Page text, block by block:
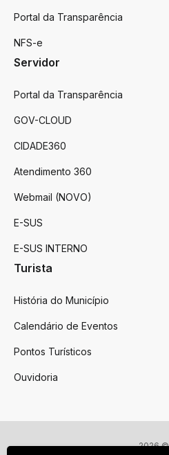
Portal da Transparência
NFS-e
Servidor
Portal da Transparência
GOV-CLOUD
CIDADE360
Atendimento 360
Webmail (NOVO)
E-SUS
E-SUS INTERNO
Turista
História do Município
Calendário de Eventos
Pontos Turísticos
Ouvidoria
2026